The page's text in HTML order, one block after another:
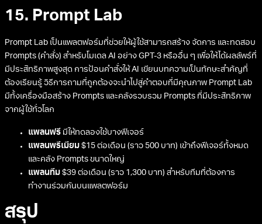
15. Prompt Lab
Prompt Lab เป็นแพลตฟอร์มที่ช่วยให้ผู้ใช้สามารถสร้าง จัดการ และทดสอบ
Prompts (คำสั่ง) สำหรับโมเดล AI อย่าง GPT-3 หรืออื่น ๆ เพื่อให้ได้ผลลัพธ์ที่
มีประสิทธิภาพสูงสุด การป้อนคำสั่งให้ AI เขียนบทความเป็นทักษะสำคัญที่
ต้องเรียนรู้ วิธีการถามที่ถูกต้องจะนำไปสู่คำตอบที่มีคุณภาพ Prompt Lab
มีทั้งเครื่องมือสร้าง Prompts และคลังรวบรวม Prompts ที่มีประสิทธิภาพ
จากผู้ใช้ทั่วโลก
แพลนฟรี มีให้ทดลองใช้บางฟีเจอร์
แพลนพรีเมียม $15 ต่อเดือน (ราว 500 บาท) เข้าถึงฟีเจอร์ทั้งหมด
และคลัง Prompts ขนาดใหญ่
แพลนทีม $39 ต่อเดือน (ราว 1,300 บาท) สำหรับทีมที่ต้องการ
ทำงานร่วมกันบนแพลตฟอร์ม
สรุป